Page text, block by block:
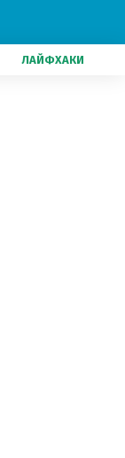
ЛАЙФХАКИ